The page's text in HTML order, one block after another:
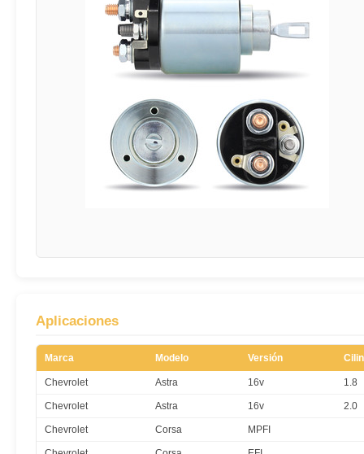
Aplicaciones
Marca Modelo Versión
Chevrolet Astra 16v 1.8
Chevrolet Astra 16v 2.0
Chevrolet Corsa MPFI